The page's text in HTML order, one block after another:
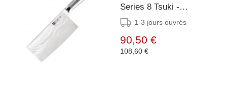
Series 8 Tsuki -
190mm Poids: 350g
1-3 jours ouvrés
90,50 €
108,60 €